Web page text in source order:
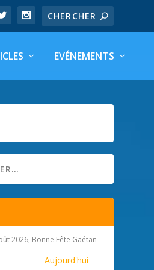
EVÉNEMENTS
2026, Bonne Fête Gaétan
Aujourd'hui